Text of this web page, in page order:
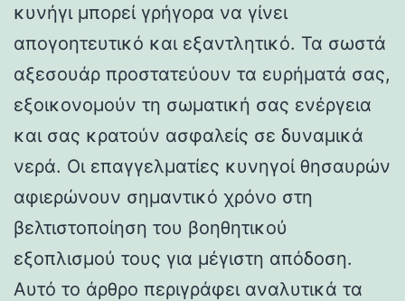
κυνήγι μπορεί γρήγορα να γίνει
απογοητευτικό και εξαντλητικό. Τα σωστά
αξεσουάρ προστατεύουν τα ευρήματά σας,
εξοικονομούν τη σωματική σας ενέργεια
και σας κρατούν ασφαλείς σε δυναμικά
νερά. Οι επαγγελματίες κυνηγοί θησαυρών
αφιερώνουν σημαντικό χρόνο στη
βελτιστοποίηση του βοηθητικού
εξοπλισμού τους για μέγιστη απόδοση.
Αυτό το άρθρο περιγράφει αναλυτικά τα